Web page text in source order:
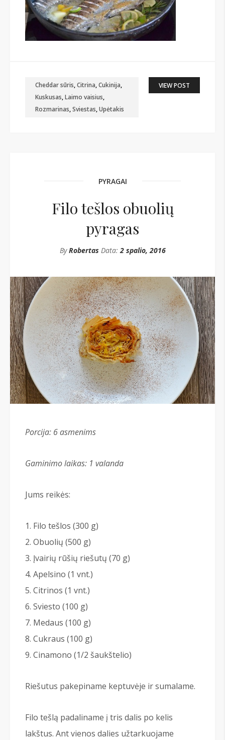
Cheddar sūris,Citrina,Cukinija,
Kuskusas,Laimo vaisius,
Rozmarinas,Sviestas,Upėtakis
VIEW POST
PYRAGAI
Filo tešlos obuolių
pyragas
ByRobertas Data:2 spalio, 2016
Porcija: 6asmenims
Gaminimo laikas: 1 valanda
Jums reikės:
Filo tešlos (300 g)
Obuolių (500 g)
Įvairių rūšių riešutų (70 g)
Apelsino (1 vnt.)
Citrinos (1 vnt.)
Sviesto (100 g)
Medaus (100 g)
Cukraus (100 g)
Cinamono (1/2 šaukštelio)
Riešutus pakepiname keptuvėje ir sumalame.
Filo tešlą padaliname į tris dalis po kelis
lakštus. Ant vienos dalies užtarkuojame